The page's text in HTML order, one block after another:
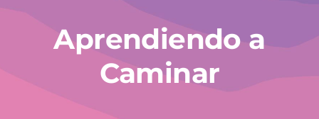
Juegos Educativos e Ingenio
Aprendiendo a
Caminar